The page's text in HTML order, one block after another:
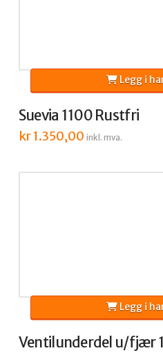
Suevia 1100 Rustfri
kr1.350,00 inkl. mva.
Legg i
Ventilunderdel u/fjær
Legg i